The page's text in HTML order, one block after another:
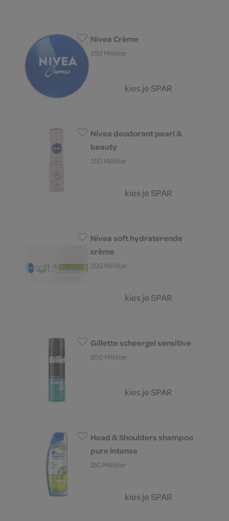
Nivea Crème
150 Milliliter
kies je SPAR
Nivea deodorant pearl &
beauty
150 Milliliter
kies je SPAR
Nivea soft hydraterende
crème
200 Milliliter
kies je SPAR
Gillette scheergel sensitive
200 Milliliter
kies je SPAR
Head & Shoulders shampoo
pure intense
250 Milliliter
kies je SPAR